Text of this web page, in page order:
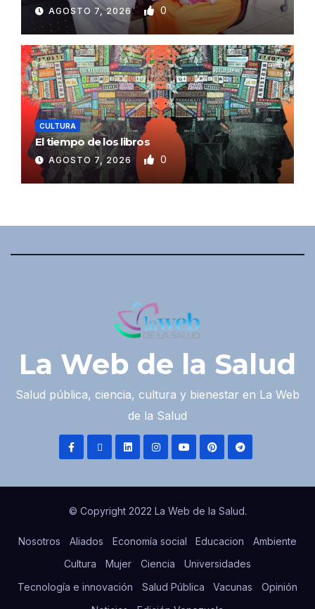
AGOSTO 7, 2026 0
CULTURA
El tiempo de los libros
AGOSTO 7, 2026 0
La Web de la Salud
Salud pública, ciencia, cultura y bienestar en La Web
de la Salud
© Copyright 2022 La Web de la Salud.
Nosotros Aliados Economía social Educacion
Ambiente
Cultura
Mujer Ciencia
Universidades
Tecnología e innovación
Salud Pública Vacunas
Opinión